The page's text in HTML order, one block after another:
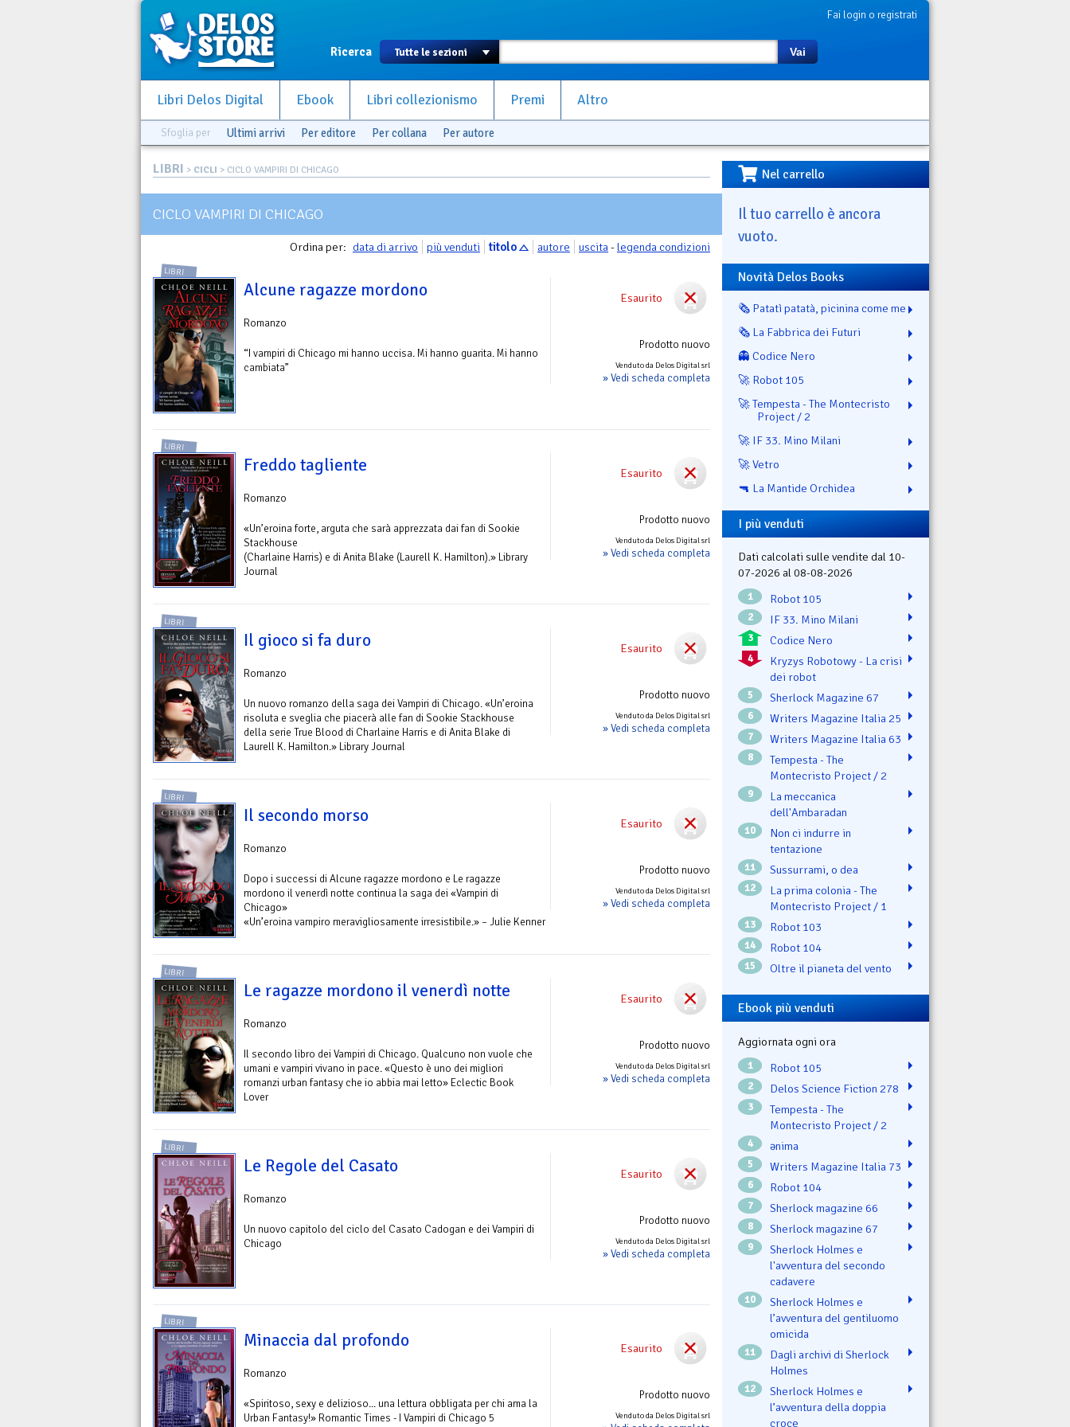
Fai login o registrati
Ricerca Vai
Libri Delos Digital Ebook Libri collezionismo Premi Altro
Sfoglia per Ultimi arrivi Per editore Per collana Per autore
LIBRI > CICLI > CICLO VAMPIRI DI CHICAGO
CICLO VAMPIRI DI CHICAGO
Ordina per: data di arrivo più venduti titolo autore uscita-legenda condizioni
Esaurito
Prodotto nuovo
Venduto da Delos Digital srl
» Vedi scheda completa
LIBRI
Alcune ragazze mordono
Romanzo
“I vampiri di Chicago mi hanno uccisa. Mi hanno guarita. Mi hanno
cambiata”
Esaurito
Prodotto nuovo
Venduto da Delos Digital srl
» Vedi scheda completa
LIBRI
Freddo tagliente
Romanzo
«Un’eroina forte, arguta che sarà apprezzata dai fan di Sookie
Stackhouse
(Charlaine Harris) e di Anita Blake (Laurell K. Hamilton).» Library
Journal
Esaurito
Prodotto nuovo
Venduto da Delos Digital srl
» Vedi scheda completa
LIBRI
Il gioco si fa duro
Romanzo
Un nuovo romanzo della saga dei Vampiri di Chicago. «Un’eroina
risoluta e sveglia che piacerà alle fan di Sookie Stackhouse
della serie True Blood di Charlaine Harris e di Anita Blake di
Laurell K. Hamilton.» Library Journal
Esaurito
Prodotto nuovo
Venduto da Delos Digital srl
» Vedi scheda completa
LIBRI
Il secondo morso
Romanzo
Dopo i successi di Alcune ragazze mordono e Le ragazze
mordono il venerdì notte continua la saga dei «Vampiri di
Chicago»
«Un’eroina vampiro meravigliosamente irresistibile.» – Julie Kenner
Esaurito
Prodotto nuovo
Venduto da Delos Digital srl
» Vedi scheda completa
LIBRI
Le ragazze mordono il venerdì notte
Romanzo
Il secondo libro dei Vampiri di Chicago. Qualcuno non vuole che
umani e vampiri vivano in pace. «Questo è uno dei migliori
romanzi urban fantasy che io abbia mai letto» Eclectic Book
Lover
Esaurito
Prodotto nuovo
Venduto da Delos Digital srl
» Vedi scheda completa
LIBRI
Le Regole del Casato
Romanzo
Un nuovo capitolo del ciclo del Casato Cadogan e dei Vampiri di
Chicago
Esaurito
Prodotto nuovo
Venduto da Delos Digital srl
LIBRI
Minaccia dal profondo
Romanzo
«Spiritoso, sexy e delizioso... una lettura obbligata per chi ama la
Urban Fantasy!» Romantic Times - I Vampiri di Chicago 5
Nel carrello
Il tuo carrello è ancora
vuoto.
Novità Delos Books
🗞️ Patatì patatà, picinina come me
🗞️ La Fabbrica dei Futuri
👻 Codice Nero
🚀 Robot 105
🚀 Tempesta - The Montecristo
Project / 2
🚀 IF 33. Mino Milani
🚀 Vetro
🔫 La Mantide Orchidea
I più venduti
Dati calcolati sulle vendite dal 10-
07-2026 al 08-08-2026
1 Robot 105
2 IF 33. Mino Milani
3 Codice Nero
4
Kryzys Robotowy - La crisi
dei robot
5 Sherlock Magazine 67
6 Writers Magazine Italia 25
7 Writers Magazine Italia 63
8
Tempesta - The
Montecristo Project / 2
9
La meccanica
dell'Ambaradan
10
Non ci indurre in
tentazione
11 Sussurrami, o dea
12
La prima colonia - The
Montecristo Project / 1
13 Robot 103
14 Robot 104
15 Oltre il pianeta del vento
Ebook più venduti
Aggiornata ogni ora
1 Robot 105
2 Delos Science Fiction 278
3
Tempesta - The
Montecristo Project / 2
4 ənima
5 Writers Magazine Italia 73
6 Robot 104
7 Sherlock magazine 66
8 Sherlock magazine 67
9
Sherlock Holmes e
l'avventura del secondo
cadavere
10
Sherlock Holmes e
l’avventura del gentiluomo
omicida
11
Dagli archivi di Sherlock
Holmes
12
Sherlock Holmes e
l’avventura della doppia
croce